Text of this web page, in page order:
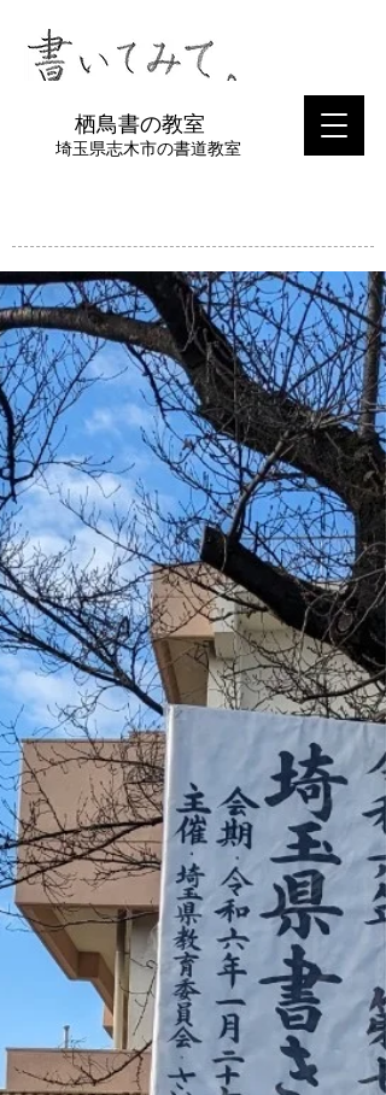
​栖鳥書の教室
埼玉県志木市の書道教室